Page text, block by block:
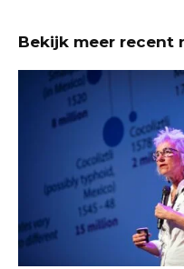
Bekijk meer recent